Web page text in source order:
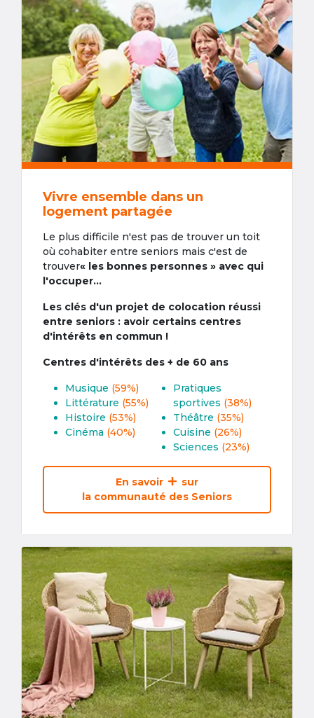
Vivre ensemble dans un
logement partagée
Le plus difficile n'est pas de trouver un toit
où cohabiter entre seniors mais c'est de
trouver« les bonnes personnes » avec qui
l'occuper...
Les clés d'un projet de colocation réussi
entre seniors : avoir certains centres
d'intérêts en commun !
Centres d'intérêts des + de 60 ans
Musique (59%)
Littérature (55%)
Histoire (53%)
Cinéma (40%)
Pratiques
sportives (38%)
Théâtre (35%)
Cuisine (26%)
Sciences (23%)
En savoir
sur
la communauté des Seniors